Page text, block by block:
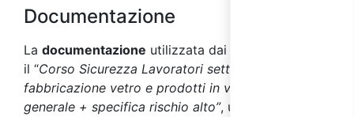
Documentazione
La documentazione utilizzata dai docenti durante
il “Corso Sicurezza Lavoratori settore
fabbricazione vetro e prodotti in vetro - parte
generale + specifica rischio alto”, utile